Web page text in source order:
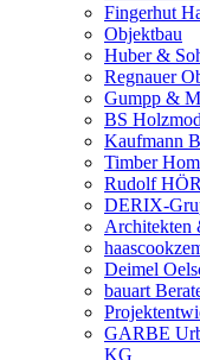
Fingerhut
Objektbau
Huber &
Regnauer
Gumpp &
BS
Kaufmann
Timber
Rudolf
DERIX-
Architekten
Deimel
bauart
GARBE
KG